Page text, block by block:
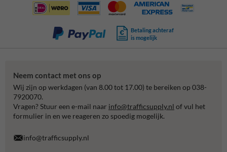
Betaling achteraf
is mogelijk
Neem contact met ons op
Wij zijn op werkdagen (van 8.00 tot 17.00) te bereiken op 038-
7920070.
Vragen? Stuur een e-mail naar info@trafficsupply.nl of vul het
formulier in en we reageren zo spoedig mogelijk.
info@trafficsupply.nl